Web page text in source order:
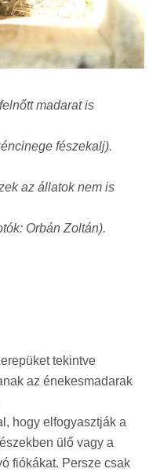
madarat is
fészekalj).
az állatok nem is
Orbán Zoltán).
tekintve
az énekesmadarak
hogy elfogyasztják a
ülő vagy a
fiókákat. Persze csak